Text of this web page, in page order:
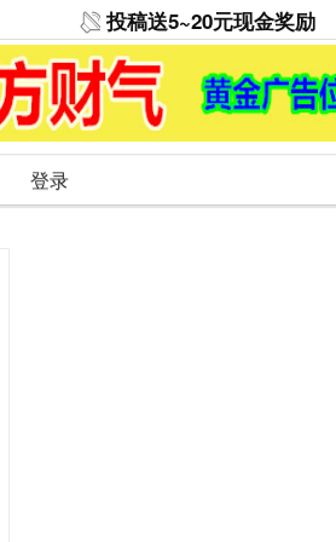
投稿送5~20元现金奖励
登录